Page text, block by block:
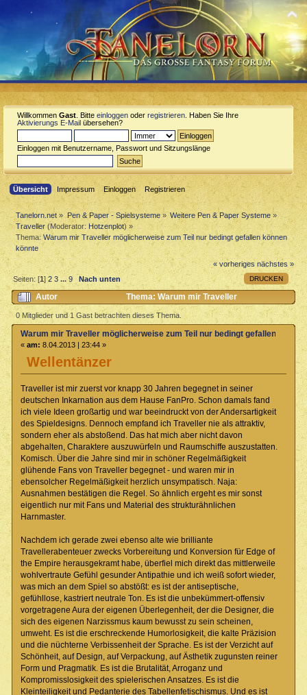
Willkommen Gast . Bitte einloggen oder registrieren . Haben Sie Ihre
Aktivierungs E-Mail übersehen?
Einloggen mit Benutzername, Passwort und Sitzungslänge
Übersicht Impressum Einloggen Registrieren
Tanelorn.net » Pen & Paper - Spielsysteme» Weitere Pen & Paper Systeme »
Traveller (Moderator: Hotzenplot) »
Thema:Warum mir Traveller möglicherweise zum Teil nur bedingt gefallen können
könnte
« vorheriges nächstes »
DRUCKEN
Seiten: [1]2 3 ...9 Nach unten
Autor
Thema: Warum mir Traveller
möglicherweise zum Teil nur bedingt gefallen können könnte
(Gelesen 42073 mal)
0 Mitglieder und 1 Gast betrachten dieses Thema.
Wellentänzer
Warum mir Traveller möglicherweise zum Teil nur bedingt gefallen
« am: 8.04.2013 | 23:44 »
Traveller ist mir zuerst vor knapp 30 Jahren begegnet in seiner
deutschen Inkarnation aus dem Hause FanPro. Schon damals fand
ich viele Ideen großartig und war beeindruckt von der Andersartigkeit
des Spieldesigns. Dennoch empfand ich Traveller nie als attraktiv,
sondern eher als abstoßend. Das hat mich aber nicht davon
abgehalten, Charaktere auszuwürfeln und Raumschiffe auszustatten.
Komisch. Über die Jahre sind mir in schöner Regelmäßigkeit
glühende Fans von Traveller begegnet - und waren mir in
ebensolcher Regelmäßigkeit herzlich unsympatisch. Naja:
Ausnahmen bestätigen die Regel. So ähnlich ergeht es mir sonst
eigentlich nur mit Fans und Material des strukturähnlichen
Harnmaster.
Nachdem ich gerade zwei ebenso alte wie brilliante
Travellerabenteuer zwecks Vorbereitung und Konversion für Edge of
the Empire herausgekramt habe, überfiel mich direkt das mittlerweile
wohlvertraute Gefühl gesunder Antipathie und ich weiß sofort wieder,
was mich an dem Spiel so abstößt: es ist der antiseptische,
gefühllose, kastriert neutrale Ton. Es ist die unbekümmert-offensiv
vorgetragene Aura der eigenen Überlegenheit, der die Designer, die
sich des eigenen Narzissmus kaum bewusst zu sein scheinen,
umweht. Es ist die erschreckende Humorlosigkeit, die kalte Präzision
und die nüchterne Verbissenheit der Sprache. Es ist der Verzicht auf
Schönheit, auf Design, auf Verpackung, auf Ästhetik zugunsten reiner
Form und Pragmatik. Es ist die Brutalität, Arroganz und
Kompromisslosigkeit des spielerischen Ansatzes. Es ist die
Kleinteiligkeit und Pedanterie des Tabellenfetischismus. Und es ist